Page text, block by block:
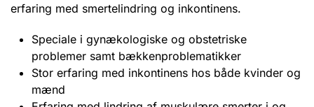
erfaring med smertelindring og inkontinens.
Speciale i gynækologiske og obstetriske
problemer samt bækkenproblematikker
Stor erfaring med inkontinens hos både kvinder og
mænd